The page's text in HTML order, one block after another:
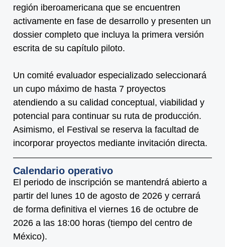
región iberoamericana que se encuentren
activamente en fase de desarrollo y presenten un
dossier completo que incluya la primera versión
escrita de su capítulo piloto.
Un comité evaluador especializado seleccionará
un cupo máximo de hasta 7 proyectos
atendiendo a su calidad conceptual, viabilidad y
potencial para continuar su ruta de producción.
Asimismo, el Festival se reserva la facultad de
incorporar proyectos mediante invitación directa.
Calendario operativo
El periodo de inscripción se mantendrá abierto a
partir del lunes 10 de agosto de 2026 y cerrará
de forma definitiva el viernes 16 de octubre de
2026 a las 18:00 horas (tiempo del centro de
México).